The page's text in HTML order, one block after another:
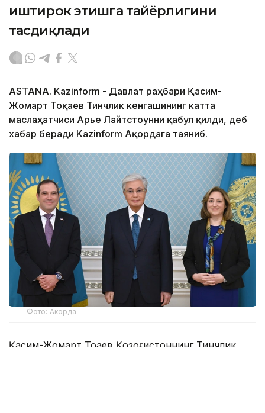
иштирок этишга тайёрлигини
тасдиқлади
ASTANA. Kazinform - Давлат раҳбари Қасим-
Жомарт Тоқаев Тинчлик кенгашининг катта
маслаҳатчиси Арье Лайтстоунни қабул қилди, деб
хабар беради Kazinform Ақордага таяниб.
Фото: Акорда
Қасим-Жомарт Тоқаев Қозоғистоннинг Тинчлик